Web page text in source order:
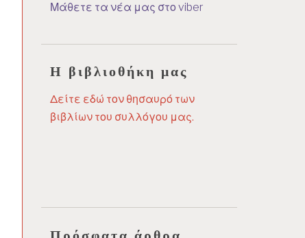
Μάθετε τα νέα μας στο viber
Η βιβλιοθήκη μας
Δείτε εδώ τον θησαυρό των
βιβλίων του συλλόγου μας.
Πρόσφατα άρθρα